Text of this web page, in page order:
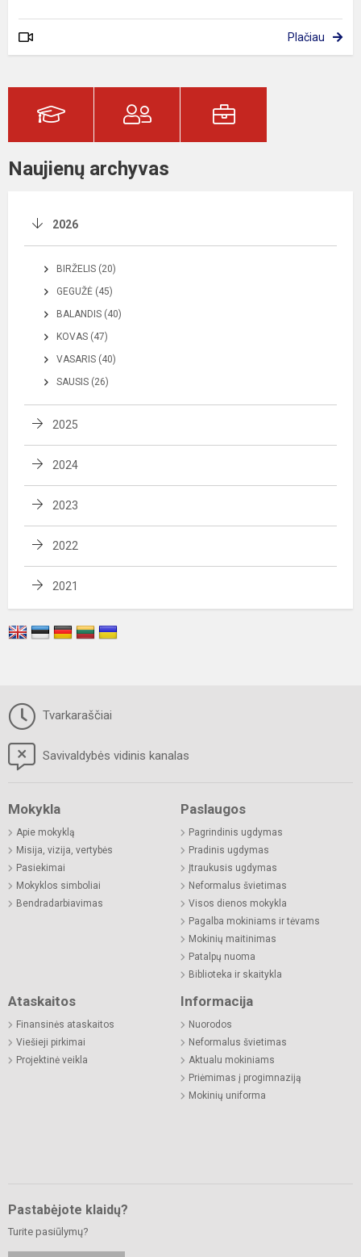
Plačiau
Naujienų archyvas
2026
BIRŽELIS (20)
GEGUŽĖ (45)
BALANDIS (40)
KOVAS (47)
VASARIS (40)
SAUSIS (26)
2025
2024
2023
2022
2021
Tvarkaraščiai
Savivaldybės vidinis kanalas
Mokykla
Apie mokyklą
Misija, vizija, vertybės
Pasiekimai
Mokyklos simboliai
Bendradarbiavimas
Paslaugos
Pagrindinis ugdymas
Pradinis ugdymas
Įtraukusis ugdymas
Neformalus švietimas
Visos dienos mokykla
Pagalba mokiniams ir tėvams
Mokinių maitinimas
Patalpų nuoma
Biblioteka ir skaitykla
Ataskaitos
Finansinės ataskaitos
Viešieji pirkimai
Projektinė veikla
Informacija
Nuorodos
Neformalus švietimas
Aktualu mokiniams
Priėmimas į progimnaziją
Mokinių uniforma
Pastabėjote klaidų?
Turite pasiūlymų?